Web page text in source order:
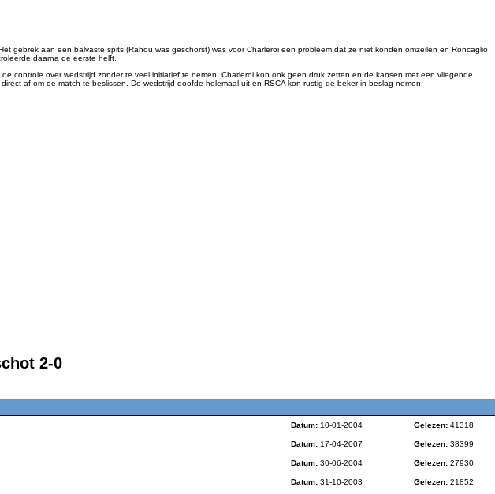
gebrek aan een balvaste spits (Rahou was geschorst) was voor Charleroi een probleem dat ze niet konden omzeilen en Roncaglio
daarna de eerste helft.
controle over wedstrijd zonder te veel initiatief te nemen. Charleroi kon ook geen druk zetten en de kansen met een vliegende
af om de match te beslissen. De wedstrijd doofde helemaal uit en RSCA kon rustig de beker in beslag nemen.
2-0
Datum: 10-01-2004 Gelezen: 41318
Datum: 17-04-2007 Gelezen: 38399
Datum: 30-06-2004 Gelezen: 27930
Datum: 31-10-2003 Gelezen: 21852